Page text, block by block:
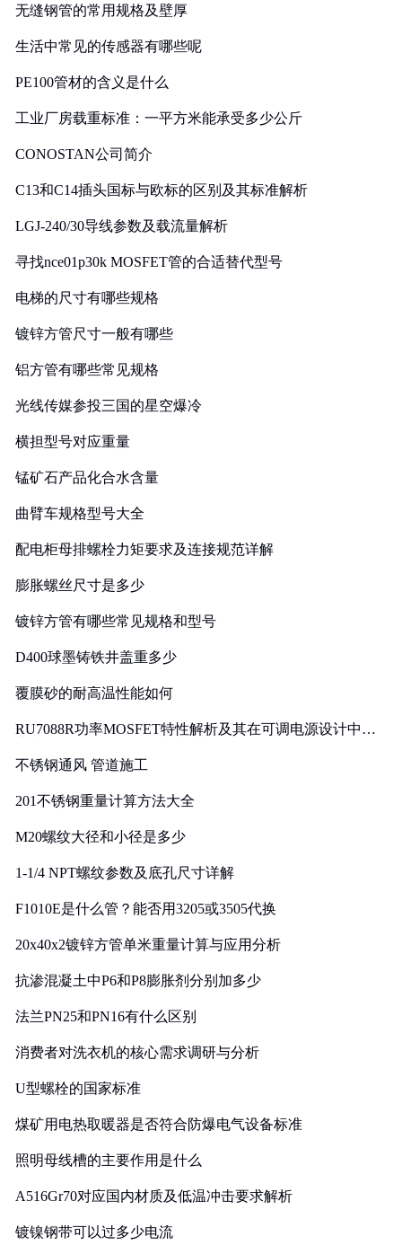
无缝钢管的常用规格及壁厚
生活中常见的传感器有哪些呢
PE100管材的含义是什么
工业厂房载重标准：一平方米能承受多少公斤
CONOSTAN公司简介
C13和C14插头国标与欧标的区别及其标准解析
LGJ-240/30导线参数及载流量解析
寻找nce01p30k MOSFET管的合适替代型号
电梯的尺寸有哪些规格
镀锌方管尺寸一般有哪些
铝方管有哪些常见规格
光线传媒参投三国的星空爆冷
横担型号对应重量
锰矿石产品化合水含量
曲臂车规格型号大全
配电柜母排螺栓力矩要求及连接规范详解
膨胀螺丝尺寸是多少
镀锌方管有哪些常见规格和型号
D400球墨铸铁井盖重多少
覆膜砂的耐高温性能如何
RU7088R功率MOSFET特性解析及其在可调电源设计中的
不锈钢通风 管道施工
201不锈钢重量计算方法大全
M20螺纹大径和小径是多少
1-1/4 NPT螺纹参数及底孔尺寸详解
F1010E是什么管？能否用3205或3505代换
20x40x2镀锌方管单米重量计算与应用分析
抗渗混凝土中P6和P8膨胀剂分别加多少
法兰PN25和PN16有什么区别
消费者对洗衣机的核心需求调研与分析
U型螺栓的国家标准
煤矿用电热取暖器是否符合防爆电气设备标准
照明母线槽的主要作用是什么
A516Gr70对应国内材质及低温冲击要求解析
镀镍钢带可以过多少电流